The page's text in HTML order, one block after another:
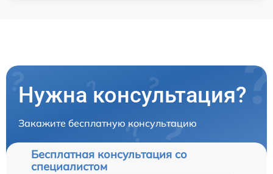
Нужна консультация?
Закажите бесплатную консультацию
Бесплатная консультация со
специалистом